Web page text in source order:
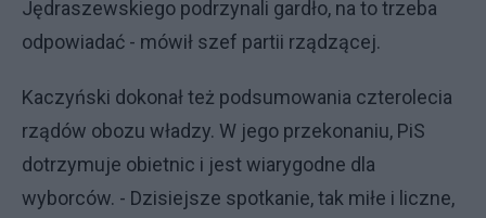
Jędraszewskiego podrzynali gardło, na to trzeba
odpowiadać - mówił szef partii rządzącej.
Kaczyński dokonał też podsumowania czterolecia
rządów obozu władzy. W jego przekonaniu, PiS
dotrzymuje obietnic i jest wiarygodne dla
wyborców. - Dzisiejsze spotkanie, tak miłe i liczne,